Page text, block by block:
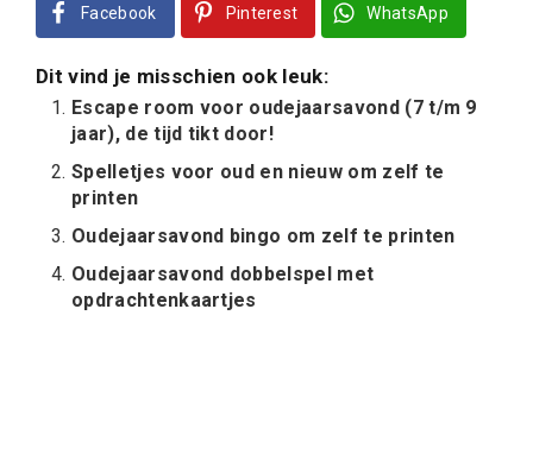
Facebook Pinterest WhatsApp
Dit vind je misschien ook leuk:
Escape room voor oudejaarsavond (7 t/m 9
jaar), de tijd tikt door!
Spelletjes voor oud en nieuw om zelf te
printen
Oudejaarsavond bingo om zelf te printen
Oudejaarsavond dobbelspel met
opdrachtenkaartjes